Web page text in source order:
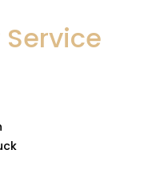
Service